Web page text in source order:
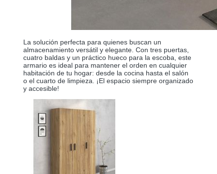
La solución perfecta para quienes buscan un
almacenamiento versátil y elegante. Con tres puertas,
cuatro baldas y un práctico hueco para la escoba, este
armario es ideal para mantener el orden en cualquier
habitación de tu hogar: desde la cocina hasta el salón
o el cuarto de limpieza. ¡El espacio siempre organizado
y accesible!